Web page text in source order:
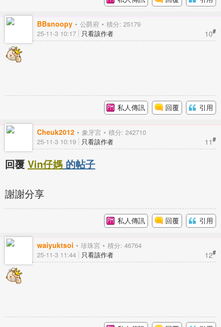
BBsnoopy 公爵府 積分: 25179
10#
25-11-3 10:17 只看該作者
私人傳訊 回覆 引用
Cheuk2012 象牙宮 積分: 242710
11#
25-11-3 10:19 只看該作者
回覆 Vin仔媽 的帖子
謝謝分享
私人傳訊 回覆 引用
waiyuktsoi 珍珠宮 積分: 46764
12#
25-11-3 11:44 只看該作者